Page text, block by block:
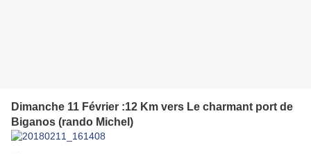
Dimanche 11 Février :12 Km vers Le charmant port de
Biganos (rando Michel)